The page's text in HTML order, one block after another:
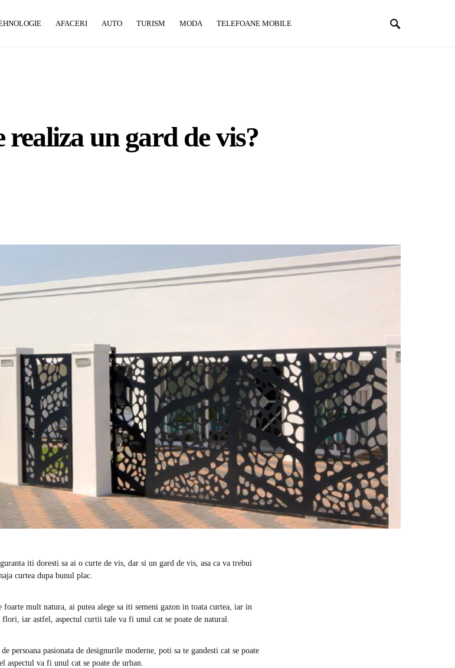
AFACERI AUTO TURISM MODA TELEFOANE MOBILE
realiza un gard de vis?
iti doresti sa ai o curte de vis, dar si un gard de vis, asa ca va trebui
curtea dupa bunul plac.
foarte mult natura, ai putea alege sa iti semeni gazon in toata curtea, iar in
iar astfel, aspectul curtii tale va fi unul cat se poate de natural.
persoana pasionata de designurile moderne, poti sa te gandesti cat se poate
aspectul va fi unul cat se poate de urban.